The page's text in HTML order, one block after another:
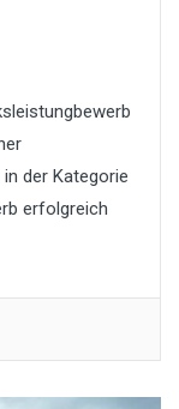
der Kategorie
erfolgreich